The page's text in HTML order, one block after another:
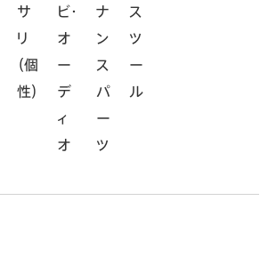
サ
リ
（個
性）
ビ・
オ
ー
デ
ィ
オ
ナ
ン
ス
パ
ー
ツ
ス
ツ
ー
ル